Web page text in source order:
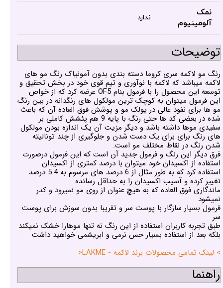
نمک
آلومینیوم
ندارد
توضیحات
رنگ مو لاکمه سری کروما دسته بندی بدون آمونیاک رنگ مو های
لاکمه میباشد که لاکمه با نوآوری و تیم قوی خود در بخش تحقیق و
توسعه این محصول را با فرمول بنام OF5 عرضه کرد که از خواص
این فرمول میتوان به کوچک ترین مولکول های رنگدانه در بین رنگ
مو ها برای نفوذ عالی در پولک مو و پوشش فوق العاده آن که باعث
شده در بعضی کد ها حتی رنگ با پایه 9 هم پئشش کاملی بر
سفیدی موها داشته باشد و دیگر مزیت آن یک اندازه بودن مولکول
های رنگ برای برای یک دست شدن و جلوگیری از چند تونالیته
شدن رنگ در نقاط مختلف مو است.
فرق دیگر این رنگ و فرمول جدید آن است که این فرمول درصورت
استفاده از اکسیدان خود میتوان با درصد کمتری از اکسیدان
استفاده کرد که به طور مثال از 6 درصد های مرسوم به 5.4 درصد
تغییر کرده و آسیب اکسیدان را به حداقل رسانده
ماندگاری فوق العاده که به هیچ عنوان از روی مو نمیرود و کدر
نمیشود
فرمول بسیار سازگار با پوست سر و تقریبا بدون سوزش برای پوست
سر
طبق تجربه کاربران استفاده از این رنگ نه تنها موهارا خشک نمیکند
بلکه بعد از استفاده بسیار حس نرمی و ابریشمی خواهید داشت
> لینک تمامی محصولات برند لاکمه - LAKME<
راهنما